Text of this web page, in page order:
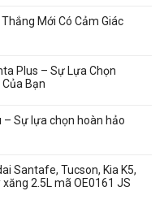
Mới Có Cảm Giác
Plus – Sự Lựa Chọn
Của Bạn
– Sự lựa chọn hoàn hảo
Santafe, Tucson, Kia K5,
2.5L mã OE0161 JS